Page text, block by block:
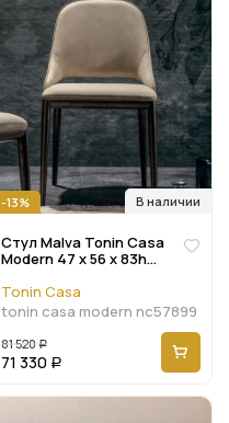
В наличии
-13%
Стул Malva Tonin Casa
Modern 47 x 56 x 83h
Tonin Casa
tonin casa modern nc57899
81 520 Р
71 330 Р